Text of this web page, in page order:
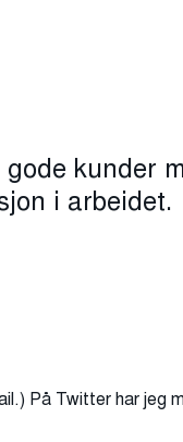
kunder
i arbeidet.
På Twitter har